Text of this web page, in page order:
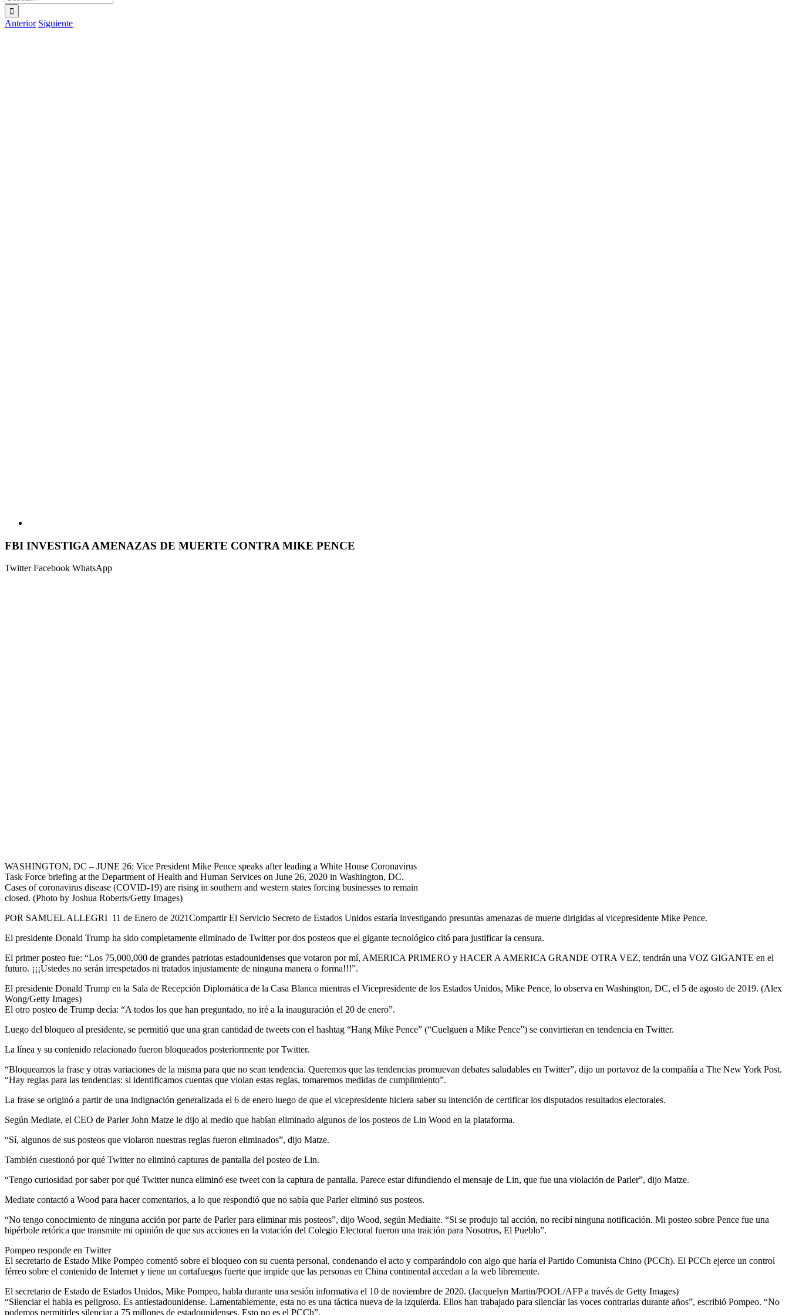
Anterior Siguiente
FBI INVESTIGA AMENAZAS DE MUERTE CONTRA MIKE PENCE
TwitterFacebook WhatsApp
WASHINGTON, DC – JUNE 26: Vice President Mike Pence speaks after leading a White House Coronavirus
Task Force briefing at the Department of Health and Human Services on June 26, 2020 in Washington, DC.
Cases of coronavirus disease (COVID-19) are rising in southern and western states forcing businesses to remain
closed. (Photo by Joshua Roberts/Getty Images)
POR SAMUEL ALLEGRI 11 de Enero de 2021Compartir El Servicio Secreto de Estados Unidos estaría investigando presuntas amenazas de muerte dirigidas al vicepresidente Mike Pence.
El presidente Donald Trump ha sido completamente eliminado de Twitter por dos posteos que el gigante tecnológico citó para justificar la censura.
El primer posteo fue: “Los 75,000,000 de grandes patriotas estadounidenses que votaron por mí, AMERICA PRIMERO y HACER A AMERICA GRANDE OTRA VEZ, tendrán una VOZ GIGANTE en el
futuro. ¡¡¡Ustedes no serán irrespetados ni tratados injustamente de ninguna manera o forma!!!”.
El presidente Donald Trump en la Sala de Recepción Diplomática de la Casa Blanca mientras el Vicepresidente de los Estados Unidos, Mike Pence, lo observa en Washington, DC, el 5 de agosto de 2019. (Alex
Wong/Getty Images)
El otro posteo de Trump decía: “A todos los que han preguntado, no iré a la inauguración el 20 de enero”.
Luego del bloqueo al presidente, se permitió que una gran cantidad de tweets con el hashtag “Hang Mike Pence” (“Cuelguen a Mike Pence”) se convirtieran en tendencia en Twitter.
La línea y su contenido relacionado fueron bloqueados posteriormente por Twitter.
“Bloqueamos la frase y otras variaciones de la misma para que no sean tendencia. Queremos que las tendencias promuevan debates saludables en Twitter”, dijo un portavoz de la compañía a The New York Post.
“Hay reglas para las tendencias: si identificamos cuentas que violan estas reglas, tomaremos medidas de cumplimiento”.
La frase se originó a partir de una indignación generalizada el 6 de enero luego de que el vicepresidente hiciera saber su intención de certificar los disputados resultados electorales.
Según Mediate, el CEO de Parler John Matze le dijo al medio que habían eliminado algunos de los posteos de Lin Wood en la plataforma.
“Sí, algunos de sus posteos que violaron nuestras reglas fueron eliminados”, dijo Matze.
También cuestionó por qué Twitter no eliminó capturas de pantalla del posteo de Lin.
“Tengo curiosidad por saber por qué Twitter nunca eliminó ese tweet con la captura de pantalla. Parece estar difundiendo el mensaje de Lin, que fue una violación de Parler”, dijo Matze.
Mediate contactó a Wood para hacer comentarios, a lo que respondió que no sabía que Parler eliminó sus posteos.
“No tengo conocimiento de ninguna acción por parte de Parler para eliminar mis posteos”, dijo Wood, según Mediaite. “Si se produjo tal acción, no recibí ninguna notificación. Mi posteo sobre Pence fue una
hipérbole retórica que transmite mi opinión de que sus acciones en la votación del Colegio Electoral fueron una traición para Nosotros, El Pueblo”.
Pompeo responde en Twitter
El secretario de Estado Mike Pompeo comentó sobre el bloqueo con su cuenta personal, condenando el acto y comparándolo con algo que haría el Partido Comunista Chino (PCCh). El PCCh ejerce un control
férreo sobre el contenido de Internet y tiene un cortafuegos fuerte que impide que las personas en China continental accedan a la web libremente.
El secretario de Estado de Estados Unidos, Mike Pompeo, habla durante una sesión informativa el 10 de noviembre de 2020. (Jacquelyn Martin/POOL/AFP a través de Getty Images)
“Silenciar el habla es peligroso. Es antiestadounidense. Lamentablemente, esta no es una táctica nueva de la izquierda. Ellos han trabajado para silenciar las voces contrarias durante años”, escribió Pompeo. “No
podemos permitirles silenciar a 75 millones de estadounidenses. Esto no es el PCCh”.